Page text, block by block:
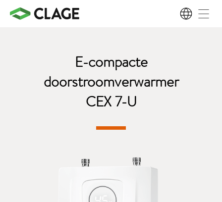
NL
E-compacte
doorstroomverwarmer
CEX 7-U